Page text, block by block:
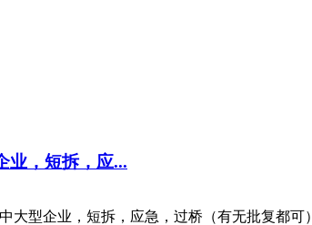
业，短拆，应...
大型企业，短拆，应急，过桥（有无批复都